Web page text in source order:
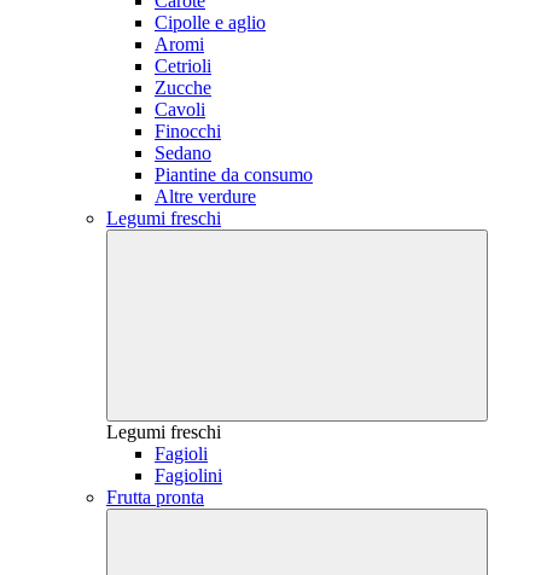
Cipolle e aglio
Aromi
Cetrioli
Zucche
Cavoli
Finocchi
Sedano
Piantine da consumo
Altre verdure
Legumi freschi
Legumi freschi
Fagioli
Fagiolini
Frutta pronta